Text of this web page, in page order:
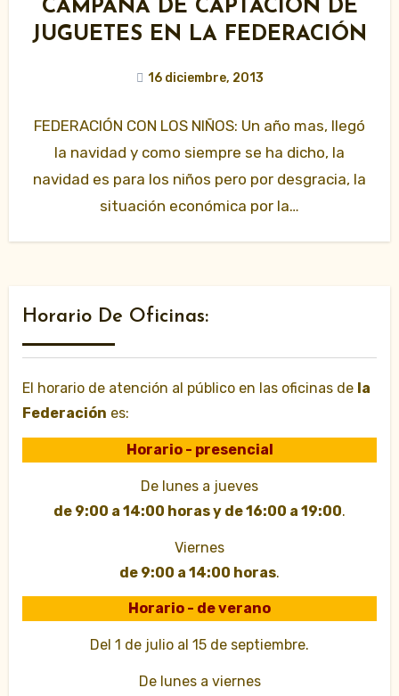
CAMPAÑA DE CAPTACIÓN DE
JUGUETES EN LA FEDERACIÓN
16 diciembre, 2013
FEDERACIÓN CON LOS NIÑOS: Un año mas, llegó
la navidad y como siempre se ha dicho, la
navidad es para los niños pero por desgracia, la
situación económica por la…
Horario De Oficinas:
El horario de atención al público en las oficinas de la
Federación es:
Horario - presencial
De lunes a jueves
de 9:00 a 14:00 horas y de 16:00 a 19:00.
Viernes
de 9:00 a 14:00 horas.
Horario - de verano
Del 1 de julio al 15 de septiembre.
De lunes a viernes